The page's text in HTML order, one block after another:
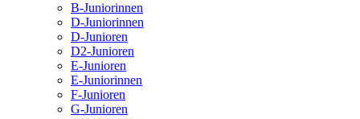
B-Juniorinnen
D-Juniorinnen
D-Junioren
D2-Junioren
E-Junioren
E-Juniorinnen
F-Junioren
G-Junioren